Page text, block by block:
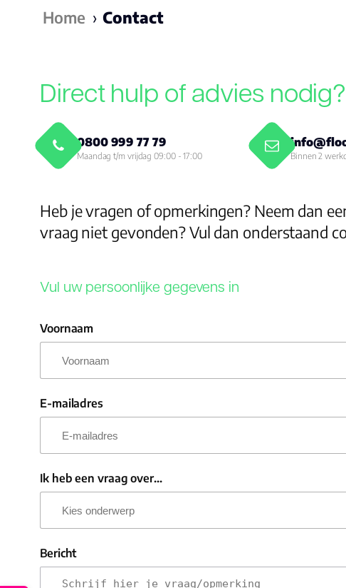
Home › Contact
Direct hulp of advies nodig?
0800 999 77 79
Maandag t/m vrijdag 09:00 - 17:00 Binnen 2
Heb je vragen of opmerkingen? Neem dan
vraag niet gevonden? Vul dan onderstaand
Vul uw persoonlijke gegevens in
Voornaam
E-mailadres
Ik heb een vraag over...
Bericht